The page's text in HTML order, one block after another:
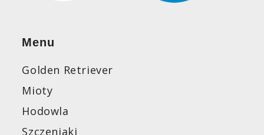
Menu
Golden Retriever
Mioty
Hodowla
Szczeniaki